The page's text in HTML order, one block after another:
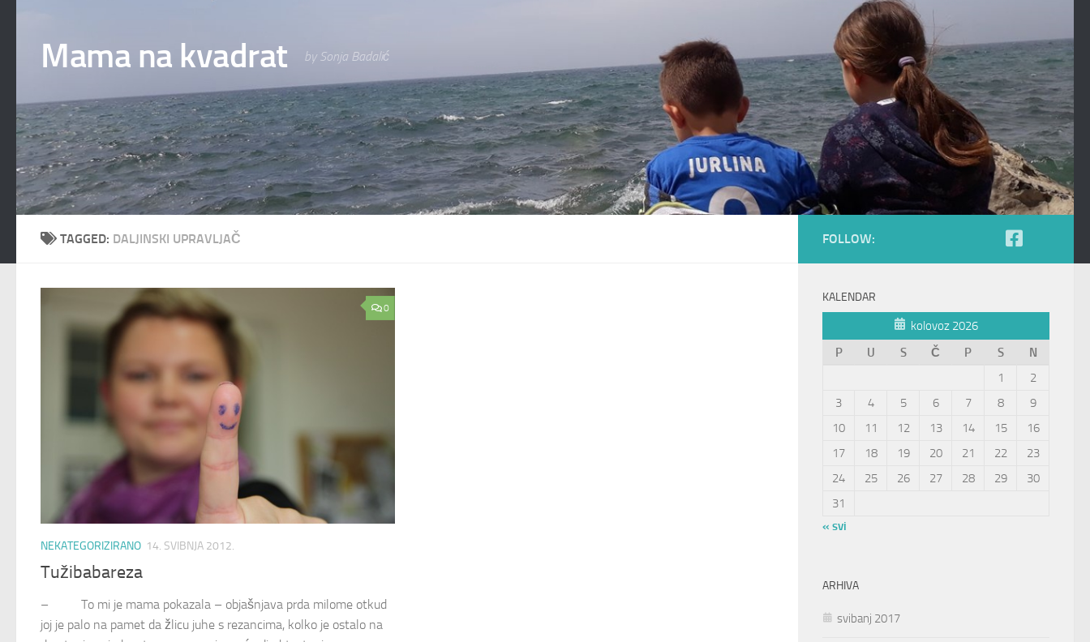
Mama na kvadrat by Sonja Badalić
TAGGED: DALJINSKI UPRAVLJAČ
0
NEKATEGORIZIRANO 14. SVIBNJA 2012.
Tužibabareza
– To mi je mama pokazala – objašnjava prda milome otkud
joj je palo na pamet da žlicu juhe s rezancima, kolko je ostalo na
FOLLOW:
KALENDAR
kolovoz 2026
P
U S Č P S
N
1
2
3
4 5 6 7 8
9
10
11 12 13 14 15
16
17
18 19 20 21 22
23
24
25 26 27 28 29
30
31
« svi
ARHIVA
svibanj 2017